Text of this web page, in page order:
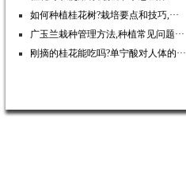
如何种植桂花树?栽培要点和技巧,···
广玉兰栽种管理方法,种植常见问题···
刚摘的桂花能吃吗?单宁酸对人体的···